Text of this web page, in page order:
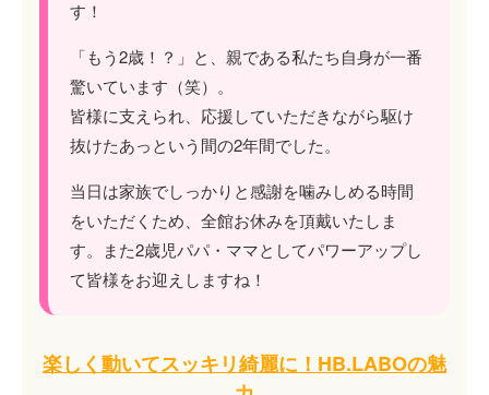
す！
「もう2歳！？」と、親である私たち自身が一番
驚いています（笑）。
皆様に支えられ、応援していただきながら駆け
抜けたあっという間の2年間でした。
当日は家族でしっかりと感謝を噛みしめる時間
をいただくため、全館お休みを頂戴いたしま
す。また2歳児パパ・ママとしてパワーアップし
て皆様をお迎えしますね！
楽しく動いてスッキリ綺麗に！HB.LABOの魅